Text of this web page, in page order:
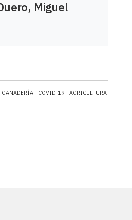
GANADERÍA COVID-19 AGRICULTURA
Miguel